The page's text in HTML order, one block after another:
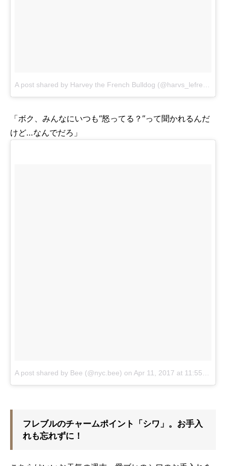
A post shared by Harvey the French Bulldog (@harvs_lefrenchie)
「ボク、みんなにいつも“怒ってる？”って聞かれるんだ
けど…なんでだろ」
A post shared by Bee (@nyc.bee) on Apr 11, 2017 at 11:55am PDT
フレブルのチャームポイント「シワ」。お手入
れも忘れずに！